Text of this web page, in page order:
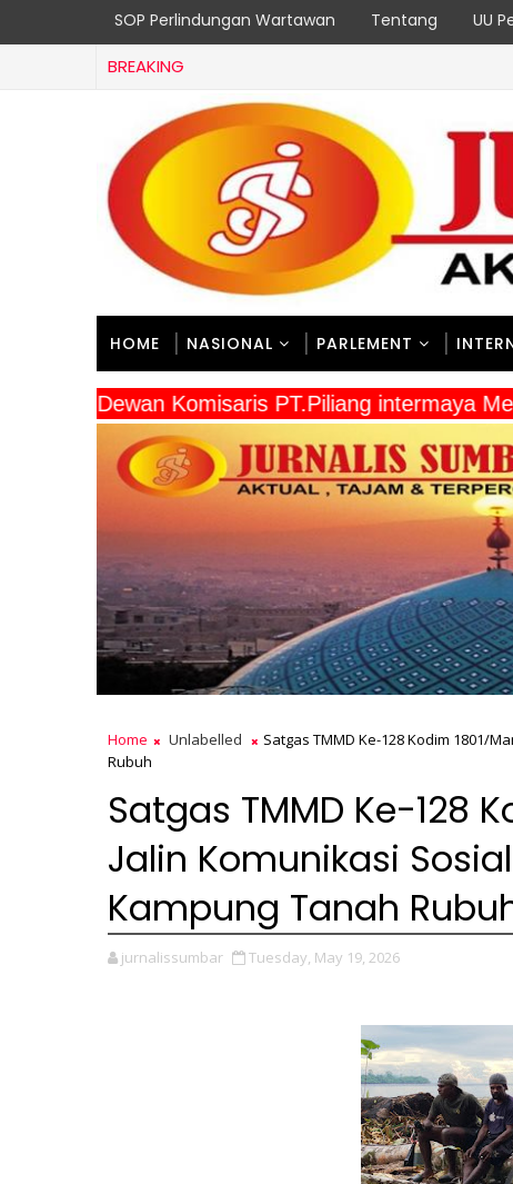
SOP Perlindungan Wartawan Tentang UU
BREAKING
HOME NASIONAL PARLEMENT
" Dewan Komisaris PT.Piliang intermaya
Home Unlabelled
Satgas TMMD Ke-128 Kodim 1801/
Rubuh
Satgas TMMD Ke-128
Jalin Komunikasi
Kampung Tanah
jurnalissumbar Tuesday, May 19, 2026